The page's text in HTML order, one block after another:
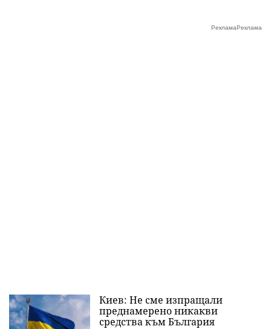
Киев: Не сме изпращали
преднамерено никакви
средства към България